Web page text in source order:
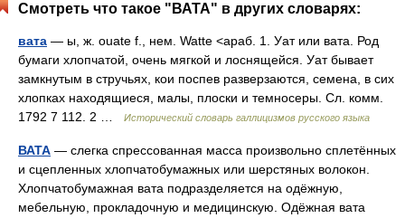
Смотреть что такое "ВАТА" в других словарях:
вата — ы, ж. ouate f., нем. Watte <араб. 1. Уат или вата. Род
бумаги хлопчатой, очень мягкой и лоснящейся. Уат бывает
замкнутым в стручьях, кои поспев разверзаются, семена, в сих
хлопках находящиеся, малы, плоски и темносеры. Сл. комм.
1792 7 112. 2 …
Исторический словарь галлицизмов русского языка
ВАТА — слегка спрессованная масса произвольно сплетённых
и сцепленных хлопчатобумажных или шерстяных волокон.
Хлопчатобумажная вата подразделяется на одёжную,
мебельную, прокладочную и медицинскую. Одёжная вата